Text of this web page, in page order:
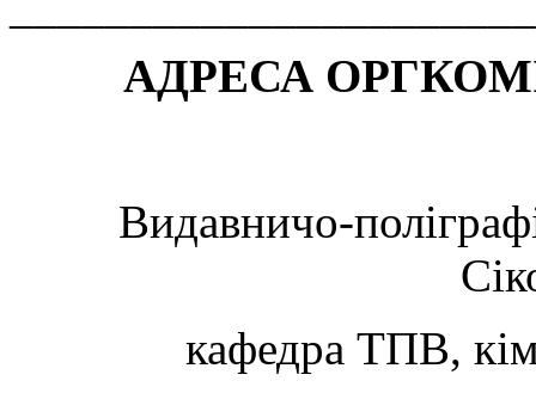
АДРЕСА
Видавничо-
кафедра ТПВ,